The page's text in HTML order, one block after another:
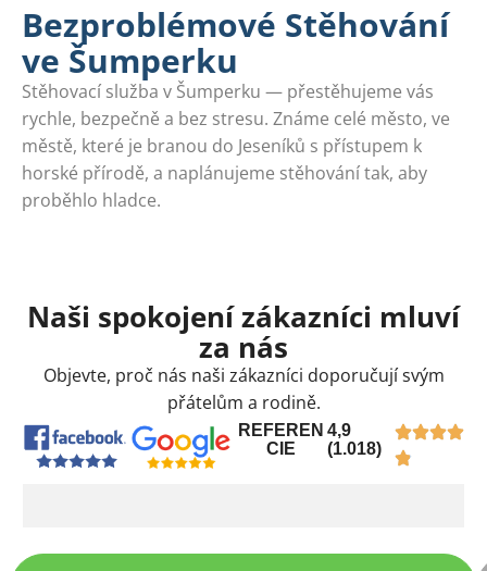
Bezproblémové Stěhování
ve Šumperku
Stěhovací služba v Šumperku — přestěhujeme vás
rychle, bezpečně a bez stresu. Známe celé město, ve
městě, které je branou do Jeseníků s přístupem k
horské přírodě, a naplánujeme stěhování tak, aby
proběhlo hladce.
Naši spokojení zákazníci mluví
za nás
Objevte, proč nás naši zákazníci doporučují svým
přátelům a rodině.
REFEREN
CIE
4,9
(1.018)